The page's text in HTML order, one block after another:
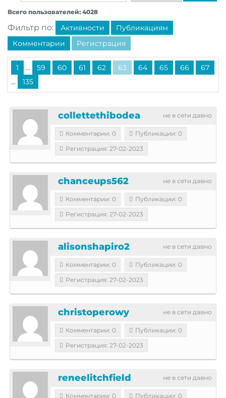
Всего пользователей: 4028
Фильтр по: Активности
Публикациям
Комментарии
Регистрация
1 ... 59 60 61 62 63 64 65 66 67
... 135
не в сети давно
collettethibodea
Комментарии: 0
Публикации: 0
Регистрация: 27-02-2023
не в сети давно
chanceups562
Комментарии: 0
Публикации: 0
Регистрация: 27-02-2023
не в сети давно
alisonshapiro2
Комментарии: 0
Публикации: 0
Регистрация: 27-02-2023
не в сети давно
christoperowy
Комментарии: 0
Публикации: 0
Регистрация: 27-02-2023
не в сети давно
reneelitchfield
Комментарии: 0
Публикации: 0